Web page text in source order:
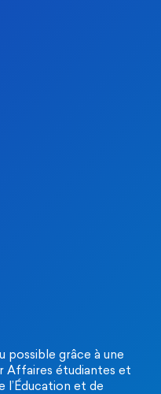
possible grâce à une
Affaires étudiantes et
l’Éducation et de